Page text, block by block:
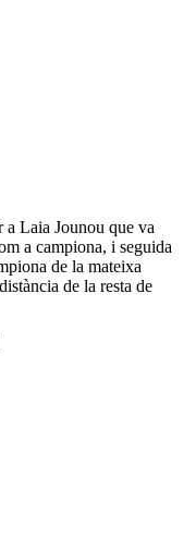
a Laia Jounou que va
a campiona, i seguida
de la mateixa
de la resta de